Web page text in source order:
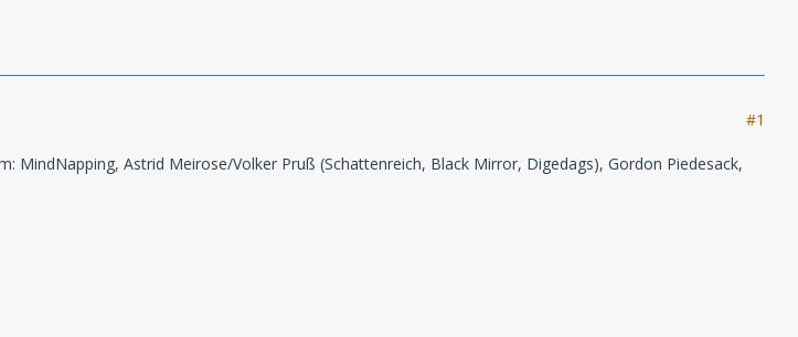
#1
MindNapping, Astrid Meirose/Volker Pruß (Schattenreich, Black Mirror, Digedags), Gordon Piedesack,